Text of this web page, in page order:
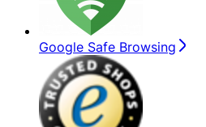
Google Safe Browsing